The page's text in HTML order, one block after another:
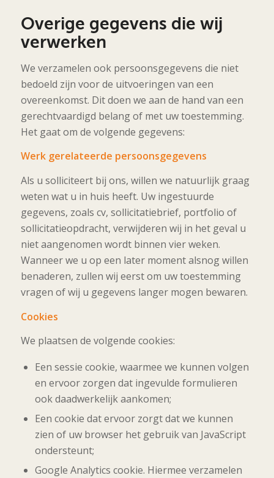
Overige gegevens die wij
verwerken
We verzamelen ook persoonsgegevens die niet
bedoeld zijn voor de uitvoeringen van een
overeenkomst. Dit doen we aan de hand van een
gerechtvaardigd belang of met uw toestemming.
Het gaat om de volgende gegevens:
Werk gerelateerde persoonsgegevens
Als u solliciteert bij ons, willen we natuurlijk graag
weten wat u in huis heeft. Uw ingestuurde
gegevens, zoals cv, sollicitatiebrief, portfolio of
sollicitatieopdracht, verwijderen wij in het geval u
niet aangenomen wordt binnen vier weken.
Wanneer we u op een later moment alsnog willen
benaderen, zullen wij eerst om uw toestemming
vragen of wij u gegevens langer mogen bewaren.
Cookies
We plaatsen de volgende cookies:
Een sessie cookie, waarmee we kunnen volgen
en ervoor zorgen dat ingevulde formulieren
ook daadwerkelijk aankomen;
Een cookie dat ervoor zorgt dat we kunnen
zien of uw browser het gebruik van JavaScript
ondersteunt;
Google Analytics cookie. Hiermee verzamelen